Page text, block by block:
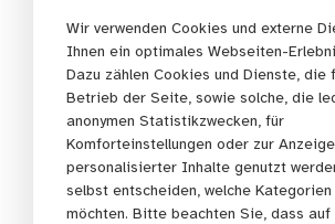
Wir verwenden Cookies und externe
Ihnen ein optimales Webseiten-
Dazu zählen Cookies und Dienste, die
Betrieb der Seite, sowie solche, die
anonymen Statistikzwecken, für
Komforteinstellungen oder zur Anzeige
personalisierter Inhalte genutzt
selbst entscheiden, welche Kategorien
möchten. Bitte beachten Sie, dass